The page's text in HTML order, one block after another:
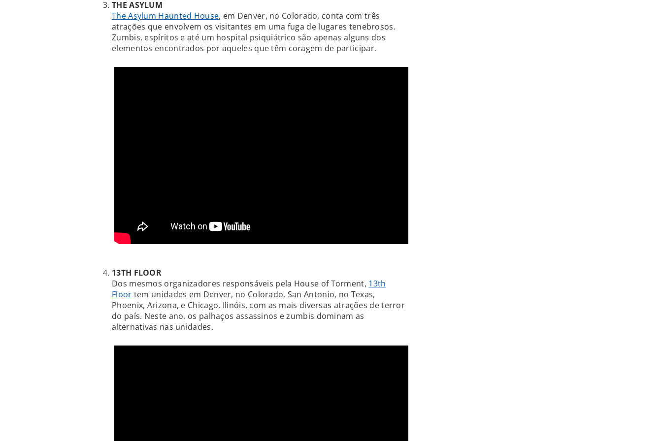
THE ASYLUM
The Asylum Haunted House, em Denver, no Colorado, conta com três
atrações que envolvem os visitantes em uma fuga de lugares tenebrosos.
Zumbis, espíritos e até um hospital psiquiátrico são apenas alguns dos
elementos encontrados por aqueles que têm coragem de participar.
13TH FLOOR
Dos mesmos organizadores responsáveis pela House of Torment, 13th
Floor tem unidades em Denver, no Colorado, San Antonio, no Texas,
Phoenix, Arizona, e Chicago, Ilinóis, com as mais diversas atrações de terror
do país. Neste ano, os palhaços assassinos e zumbis dominam as
alternativas nas unidades.